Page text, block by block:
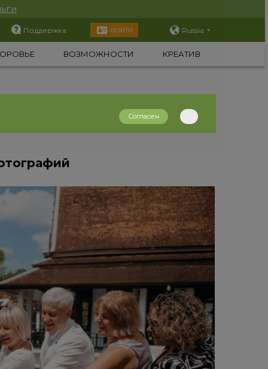
Поддержка ВОЙТИ Russia
ВОЗМОЖНОСТИ КРЕАТИВ
Согласен